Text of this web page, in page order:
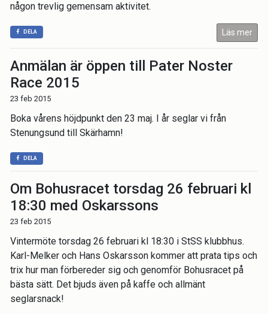
någon trevlig gemensam aktivitet.
DELA Läs mer
Anmälan är öppen till Pater Noster
Race 2015
23 feb 2015
Boka vårens höjdpunkt den 23 maj. I år seglar vi från
Stenungsund till Skärhamn!
DELA
Om Bohusracet torsdag 26 februari kl
18:30 med Oskarssons
23 feb 2015
Vintermöte torsdag 26 februari kl 18:30 i StSS klubbhus.
Karl-Melker och Hans Oskarsson kommer att prata tips och
trix hur man förbereder sig och genomför Bohusracet på
bästa sätt. Det bjuds även på kaffe och allmänt
seglarsnack!